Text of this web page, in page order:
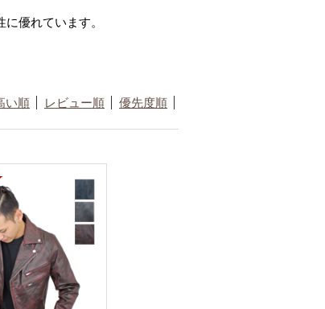
優れています。
い順 レビュー順 優先度順